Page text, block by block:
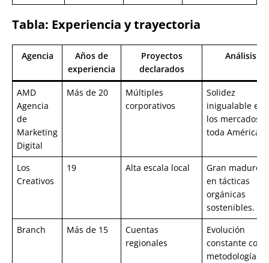
Tabla: Experiencia y trayectoria
Agencia
Años de
experiencia
Proyectos
declarados
Análisis
AMD
Agencia
de
Marketing
Digital
Más de 20
Múltiples
corporativos
Solidez
inigualable en
los mercados
toda América.
Los
Creativos
19 Alta escala local
Gran madurez
en tácticas
orgánicas
sostenibles.
Branch
Más de 15
Cuentas
regionales
Evolución
constante con
metodologías